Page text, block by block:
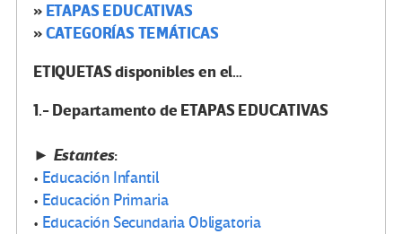
» ETAPAS EDUCATIVAS
»CATEGORÍAS TEMÁTICAS
ETIQUETAS disponibles en el…
1.- Departamento de ETAPAS EDUCATIVAS
► Estantes:
• Educación Infantil
• Educación Primaria
• Educación Secundaria Obligatoria